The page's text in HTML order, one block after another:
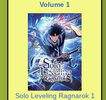
Volume 1
Solo Leveling Ragnarok 1